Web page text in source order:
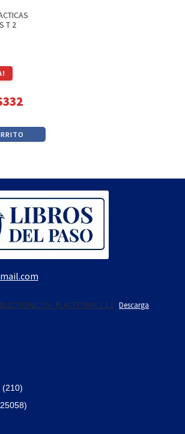
T 2
332
- PLACETOPAY 1 2 1 Descarga
(210)